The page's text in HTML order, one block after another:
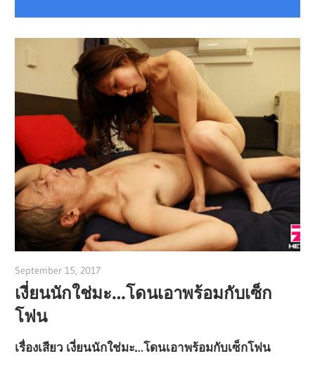
September 15, 2017
เงี่ยนนักใช่มะ…โดนเอาพร้อมกับเซ็ก
โฟน
เรื่องเสียว เงี่ยนนักใช่มะ…โดนเอาพร้อมกับเซ็กโฟน